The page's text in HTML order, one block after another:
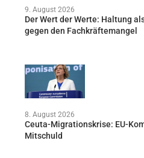
9. August 2026
Der Wert der Werte: Haltung
gegen den Fachkräftemangel
8. August 2026
Ceuta-Migrationskrise: EU-
Mitschuld